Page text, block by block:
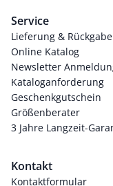
Service
Lieferung & Rückgabe
Online Katalog
Newsletter
Kataloganforderung
Geschenkgutschein
Größenberater
3 Jahre Langzeit-
Kontakt
Kontaktformular